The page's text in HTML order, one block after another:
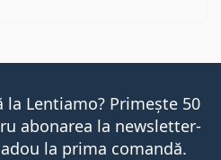
Lentiamo? Primește 50
abonarea la newsletter-
la prima comandă.